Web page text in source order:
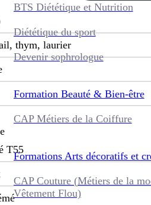
BTS Diététique et Nutrition
Diététique du sport
Devenir sophrologue
Formation Beauté & Bien-être
CAP Métiers de la Coiffure
Formations Arts décoratifs et
CAP Couture (Métiers de la
Vêtement Flou)
thym, laurier
T55